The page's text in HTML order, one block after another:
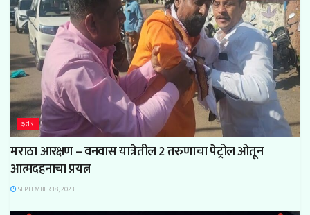
इतर
मराठा आरक्षण – वनवास यात्रेतील 2 तरुणाचा पेट्रोल ओतून
आत्मदहनाचा प्रयत्न
SEPTEMBER 18, 2023